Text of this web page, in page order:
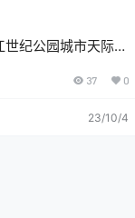
纪公园城市天际线
37 0
23/10/4